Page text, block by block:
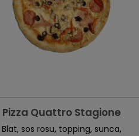
Pizza Quattro Stagione
Blat, sos rosu, topping, sunca,